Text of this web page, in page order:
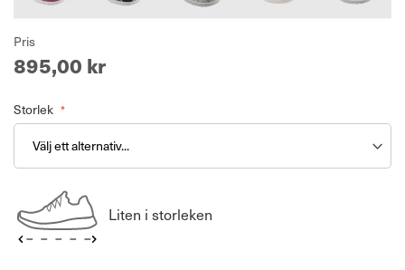
Pris
895,00 kr
Storlek
Liten i storleken